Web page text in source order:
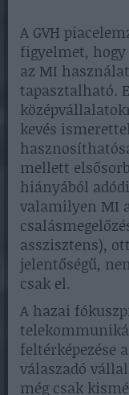
A GVH
figyelmet,
az MI
tapasztalható.
kevés
mellett
hiányából
valamilyen MI
asszisztens),
jelentőségű,
csak el.
A hazai
feltérképezése
válaszadó
még csak